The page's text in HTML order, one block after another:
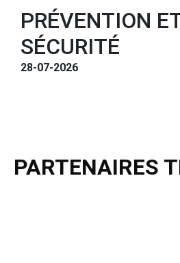
PRÉVENTION
SÉCURITÉ
28-07-2026
PARTENAIRES